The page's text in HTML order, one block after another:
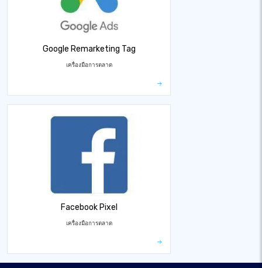
Google Remarketing Tag
เครื่องมือการตลาด
Facebook Pixel
เครื่องมือการตลาด